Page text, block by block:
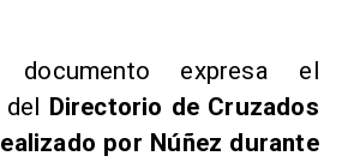
documento expresa el
Directorio de Cruzados
por Núñez durante